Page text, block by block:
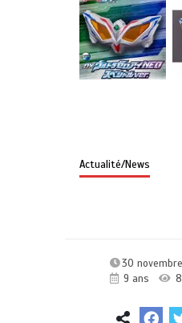
Actualité/News
30
9 ans